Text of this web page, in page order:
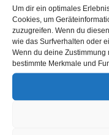
Um dir ein optimales
Cookies, um
zuzugreifen. Wenn du
wie das Surfverhalten oder
Wenn du deine Zustimmung
bestimmte Merkmale und
Satz
Amazon / Ebay
Produkt ansehen*